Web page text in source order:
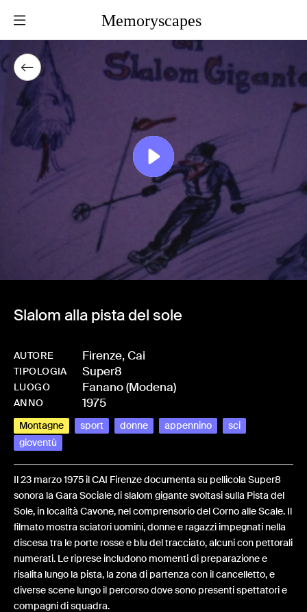
Memoryscapes
Slalom alla pista del sole
AUTORE Firenze, Cai
TIPOLOGIA Super8
LUOGO Fanano (Modena)
ANNO 1975
Montagne sport donne appennino
sci
gioventù
Il 23 marzo 1975 il CAI Firenze documenta su pellicola Super8
sonora la Gara Sociale di slalom gigante svoltasi sulla Pista del
Sole, in località Cavone, nel comprensorio del Corno alle Scale. Il
filmato mostra sciatori uomini, donne e ragazzi impegnati nella
discesa tra le porte rosse e blu del tracciato, alcuni con pettorali
numerati. Le riprese includono momenti di preparazione e
risalita lungo la pista, la zona di partenza con il cancelletto, e
diverse scene lungo il percorso dove sono presenti spettatori e
compagni di squadra.